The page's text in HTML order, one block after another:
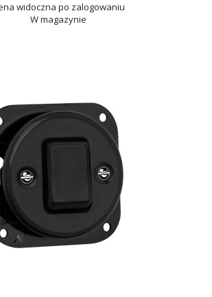
widoczna po zalogowaniu
W magazynie